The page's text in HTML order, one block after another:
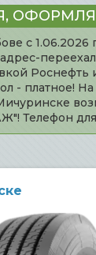
с
Роснефть
платное!
Телефон